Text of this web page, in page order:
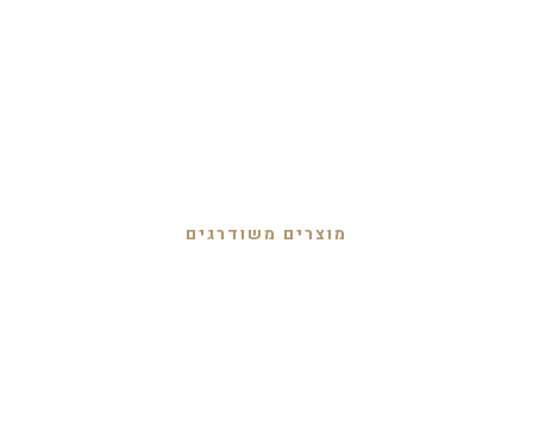
מוצרים משודרגים